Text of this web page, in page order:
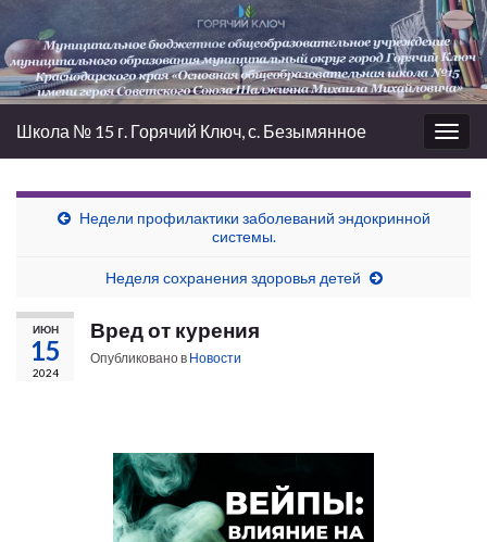
Вкл/
выкл
Школа № 15 г. Горячий Ключ, с. Безымянное
Недели профилактики заболеваний эндокринной
системы.
Неделя сохранения здоровья детей
ИЮН
15
2024
Вред от курения
Опубликовано в Новости